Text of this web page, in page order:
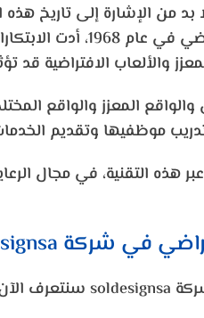
من الإشارة إلى تاريخ هذه
التي أثرت على هذه
والألعاب الافتراضية قد
المعزز والواقع
موظفيها وتقديم
هذه التقنية، في مجال
في شركة
soldesignsa سنتعرف